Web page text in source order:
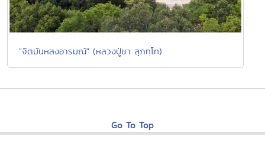
."จิตมันหลงอารมณ์" (หลวงปู่ชา สุภทฺโท)
Go To Top